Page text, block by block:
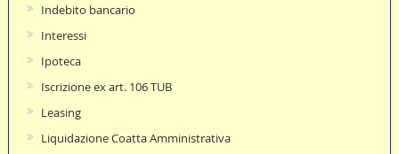
Indebito bancario
Interessi
Ipoteca
Iscrizione ex art. 106 TUB
Leasing
Liquidazione Coatta Amministrativa